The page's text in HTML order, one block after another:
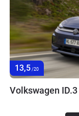
13,5 /20
Volkswagen